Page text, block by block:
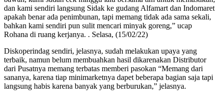
dan kami sendiri langsung Sidak ke gudang Alfamart dan Indomaret
apakah benar ada penimbunan, tapi memang tidak ada sama sekali,
bahkan kami sendiri pun sulit mencari minyak goreng,” ucap
Rohana di ruang kerjanya. . Selasa, (15/02/22)
Diskoperindag sendiri, jelasnya, sudah melakukan upaya yang
terbaik, namun belum membuahkan hasil dikarenakan Distributor
dari Pusatnya memang terbatas memberi pasokan “Memang dari
sananya, karena tiap minimarketnya dapet beberapa bagian saja tapi
langsung habis karena banyak yang berburukan,” jelasnya.